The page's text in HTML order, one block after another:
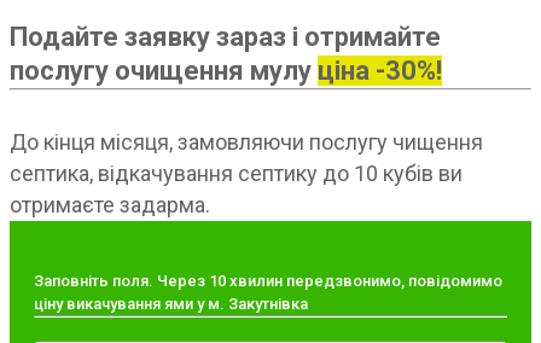
Подайте заявку зараз і отримайте
послугу очищення мулу ціна -30%!
До кінця місяця, замовляючи послугу чищення
септика, відкачування септику до 10 кубів ви
отримаєте задарма.
Заповніть поля. Через 10 хвилин передзвонимо, повідомимо
ціну викачування ями у м. Закутнівка